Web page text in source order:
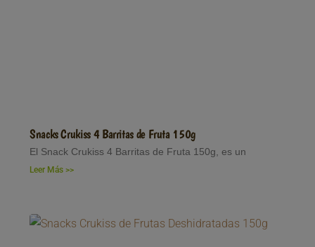
Snacks Crukiss 4 Barritas de Fruta 150g
El Snack Crukiss 4 Barritas de Fruta 150g, es un
Leer Más >>